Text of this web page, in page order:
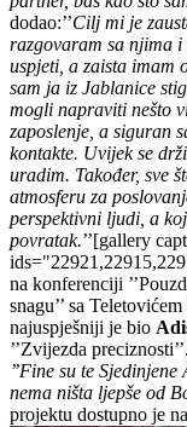
dodao:’’Cilj mi je
razgovaram sa njima
uspjeti, a zaista imam
sam ja iz Jablanice
mogli napraviti nešto
zaposlenje, a siguran
kontakte. Uvijek se
uradim. Također, sve
atmosferu za
perspektivni ljudi, a
povratak.’’[gallery
na konferenciji
snagu’’ sa
najuspješniji je bio
’’Zvijezda
’’Fine su te
nema ništa ljepše od
projektu dostupno je na